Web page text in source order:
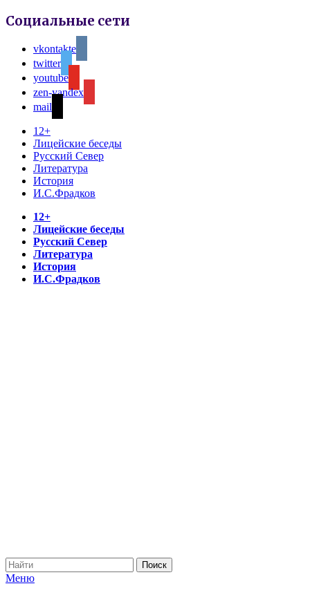
Социальные сети
vkontakte
twitter
youtube
zen-yandex
mail
12+
Лицейские беседы
Русский Север
Литература
История
И.С.Фрадков
12+
Лицейские беседы
Русский Север
Литература
История
И.С.Фрадков
Меню